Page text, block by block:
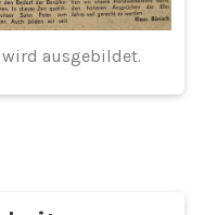
ausgebildet.